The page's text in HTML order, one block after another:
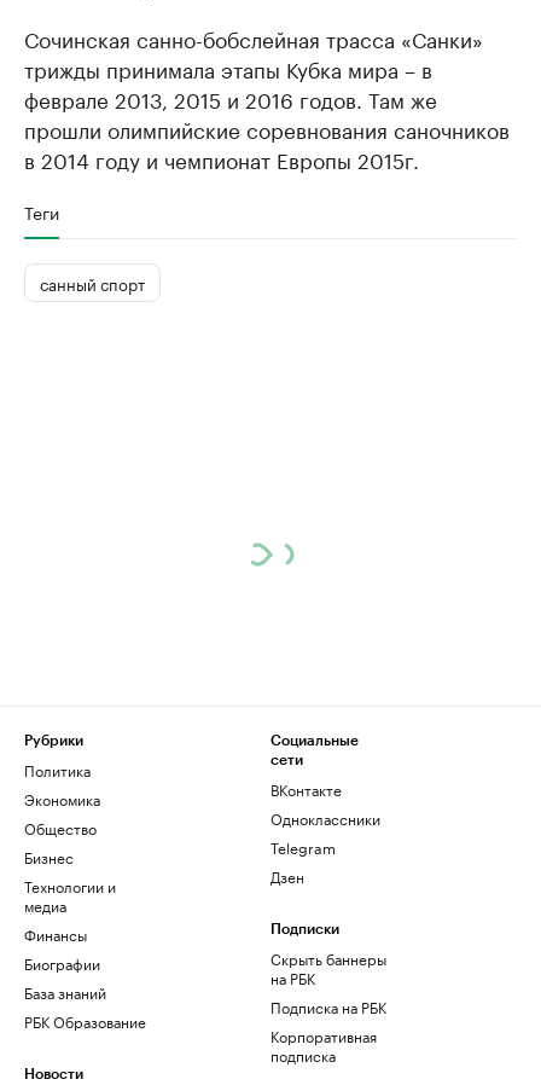
Сочинская санно-бобслейная трасса «Санки»
трижды принимала этапы Кубка мира – в
феврале 2013, 2015 и 2016 годов. Там же
прошли олимпийские соревнования саночников
в 2014 году и чемпионат Европы 2015г.
Теги
санный спорт
Рубрики
Политика
Экономика
Общество
Бизнес
Технологии и
медиа
Финансы
Биографии
База знаний
РБК Образование
Новости
Социальные
сети
ВКонтакте
Одноклассники
Telegram
Дзен
Подписки
Скрыть баннеры
на РБК
Подписка на РБК
Корпоративная
подписка